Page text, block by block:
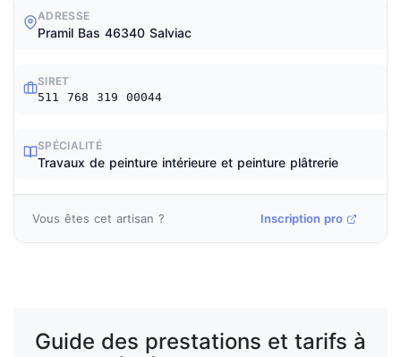
ADRESSE
Pramil Bas 46340 Salviac
SIRET
511 768 319 00044
SPÉCIALITÉ
Travaux de peinture intérieure et peinture plâtrerie
Vous êtes cet artisan ? Inscription pro
Guide des prestations et tarifs à